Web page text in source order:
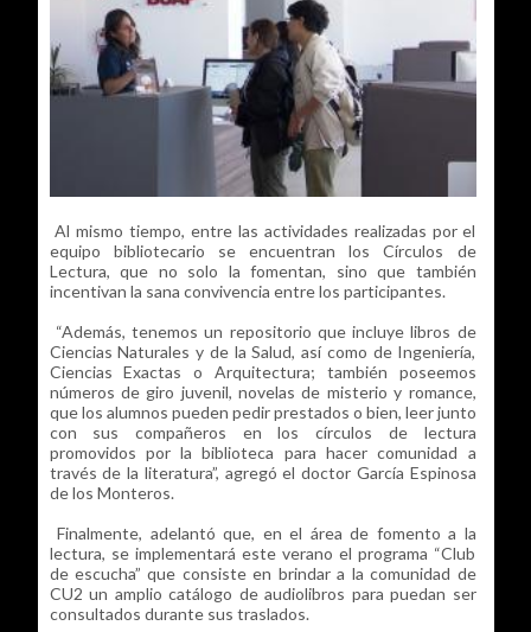
Al mismo tiempo, entre las actividades realizadas por el
equipo bibliotecario se encuentran los Círculos de
Lectura, que no solo la fomentan, sino que también
incentivan la sana convivencia entre los participantes.
“Además, tenemos un repositorio que incluye libros de
Ciencias Naturales y de la Salud, así como de Ingeniería,
Ciencias Exactas o Arquitectura; también poseemos
números de giro juvenil, novelas de misterio y romance,
que los alumnos pueden pedir prestados o bien, leer junto
con sus compañeros en los círculos de lectura
promovidos por la biblioteca para hacer comunidad a
través de la literatura”, agregó el doctor García Espinosa
de los Monteros.
Finalmente, adelantó que, en el área de fomento a la
lectura, se implementará este verano el programa “Club
de escucha” que consiste en brindar a la comunidad de
CU2 un amplio catálogo de audiolibros para puedan ser
consultados durante sus traslados.